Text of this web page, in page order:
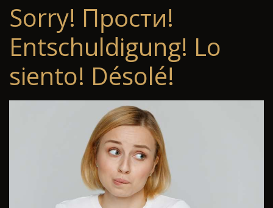
Sorry! Прости!
Entschuldigung! Lo
siento! Désolé!